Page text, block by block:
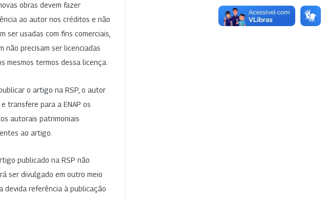
obras devem fazer
ao autor nos créditos e não
ser usadas com fins comerciais,
não precisam ser licenciadas
mesmos termos dessa licença.
o artigo na RSP, o autor
transfere para a ENAP os
autorais patrimoniais
ao artigo.
publicado na RSP não
ser divulgado em outro meio
devida referência à publicação